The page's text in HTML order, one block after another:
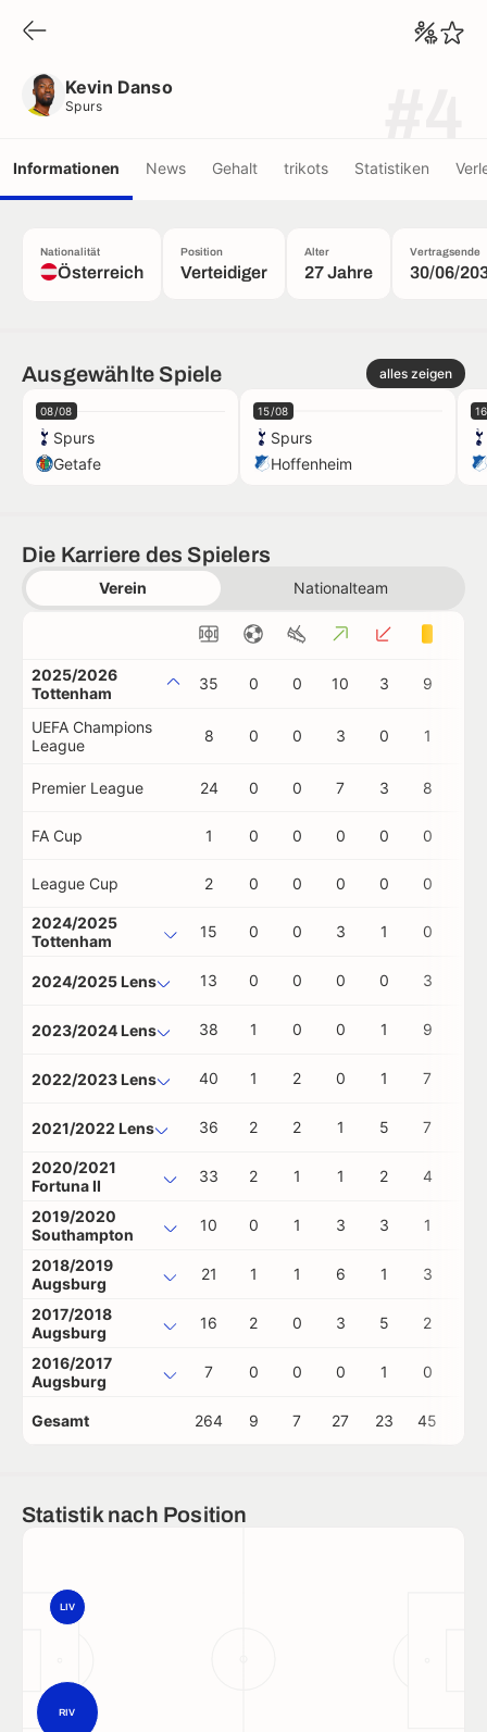
Kevin Danso
Spurs
Informationen News Gehalt trikots Statistiken
Nationalität
Österreich
Position
Verteidiger
Alter
27 Jahre
Vertragsende
30/06/
Ausgewählte Spiele alles zeigen
08/08
Spurs
Getafe
15/08
Spurs
Hoffenheim
Die Karriere des Spielers
Verein Nationalteam
2025/2026
Tottenham
35 0 0 10 3 9
UEFA Champions
League
8 0 0 3 0 1
Premier League 24 0 0 7 3 8
FA Cup 1 0 0 0 0 0
League Cup 2 0 0 0 0 0
2024/2025
Tottenham
15 0 0 3 1 0
2024/2025 Lens 13 0 0 0 0 3
2023/2024 Lens 38 1 0 0 1 9
2022/2023 Lens 40 1 2 0 1 7
2021/2022 Lens 36 2 2 1 5 7
2020/2021
Fortuna II
33 2 1 1 2 4
2019/2020
Southampton
10 0 1 3 3 1
2018/2019
Augsburg
21 1 1 6 1 3
2017/2018
Augsburg
16 2 0 3 5 2
2016/2017
Augsburg
7 0 0 0 1 0
Gesamt 264 9 7 27 23 45
Statistik nach Position
RIV
LIV